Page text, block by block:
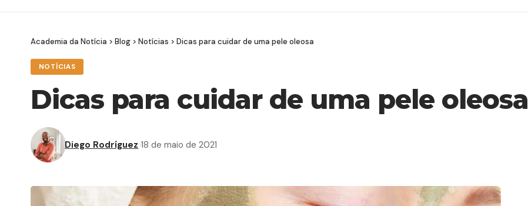
Academia da Notícia > Blog > Notícias > Dicas para cuidar de uma pele oleosa
NOTÍCIAS
Dicas para cuidar de uma pele oleosa
Diego Rodríguez 18 de maio de 2021